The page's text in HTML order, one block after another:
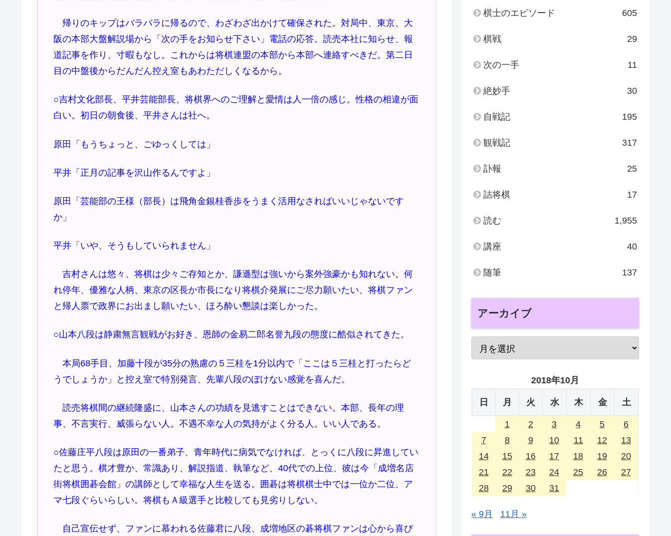
帰りのキップはバラバラに帰るので、わざわざ出かけて確保された。対局中、東京、大
阪の本部大盤解説場から「次の手をお知らせ下さい」電話の応答。読売本社に知らせ、報
道記事を作り、寸暇もなし。これからは将棋連盟の本部から本部へ連絡すべきだ。第二日
目の中盤後からだんだん控え室もあわただしくなるから。
○吉村文化部長、平井芸能部長、将棋界へのご理解と愛情は人一倍の感じ。性格の相違が面
白い。初日の朝食後、平井さんは社へ。
原田「もうちょっと、ごゆっくしては」
平井「正月の記事を沢山作るんですよ」
原田「芸能部の王様（部長）は飛角金銀桂香歩をうまく活用なさればいいじゃないです
か」
平井「いや、そうもしていられません」
吉村さんは悠々、将棋は少々ご存知とか、謙遜型は強いから案外強豪かも知れない。何
れ停年、優雅な人柄、東京の区長か市長になり将棋介発展にご尽力願いたい、将棋ファン
と帰人票で政界にお出まし願いたい、ほろ酔い懇談は楽しかった。
○山本八段は静粛無言観戦がお好き、恩師の金易二郎名誉九段の態度に酷似されてきた。
本局68手目、加藤十段が35分の熟慮の５三桂を1分以内で「ここは５三桂と打ったらど
うでしょうか」と控え室で特別発言、先輩八段のぼけない感覚を喜んだ。
読売将棋間の継続隆盛に、山本さんの功績を見逃すことはできない。本部、長年の理
事、不言実行、威張らない人。不遇不幸な人の気持がよく分る人。いい人である。
○佐藤庄平八段は原田の一番弟子、青年時代に病気でなければ、とっくに八段に昇進してい
たと思う。棋才豊か、常識あり、解説指道、執筆など、40代での上位、彼は今「成増名店
街将棋囲碁会館」の講師として幸福な人生を送る。囲碁は将棋棋士中では一位か二位、ア
マ七段ぐらいらしい。将棋もＡ級選手と比較しても見劣りしない。
自己宣伝せず、ファンに慕われる佐藤君に八段、成増地区の碁将棋ファンは心から喜び
棋士のエピソード 605
棋戦 29
次の一手 11
絶妙手 30
自戦記 195
観戦記 317
訃報 25
詰将棋 17
読む 1,955
講座 40
随筆 137
アーカイブ
2018年10月
日 月 火 水 木 金 土
1 2 3 4 5
6
7
8 9 10 11 12
13
14
15 16 17 18 19
20
21
22 23 24 25 26
27
28
29 30 31
« 9月 11月 »